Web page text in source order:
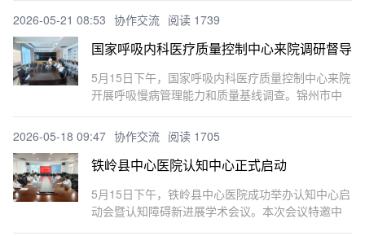
铁岭县中心医院院长姜风致辞，对各位专家的到来表示热烈欢迎，
他强
2026-05-21 08:53 协作交流 阅读 1739
国家呼吸内科医疗质量控制中心来院调研督导
5月15日下午，国家呼吸内科医疗质量控制中心来院
开展呼吸慢病管理能力和质量基线调查。锦州市中
与调研工作。铁岭县中心医院院长姜风出席会议并
致辞，我院呼吸与危重症医学科主任王娜作工作汇
报。会上，王娜主
2026-05-18 09:47 协作交流 阅读 1705
铁岭县中心医院认知中心正式启动
5月15日下午，铁岭县中心医院成功举办认知中心启
动会暨认知障碍新进展学术会议。本次会议特邀中